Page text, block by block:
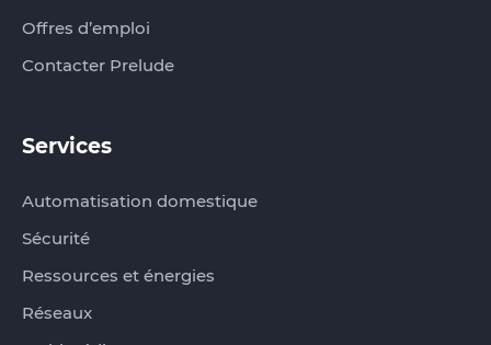
Offres d’emploi
Contacter Prelude
Services
Automatisation domestique
Sécurité
Ressources et énergies
Réseaux